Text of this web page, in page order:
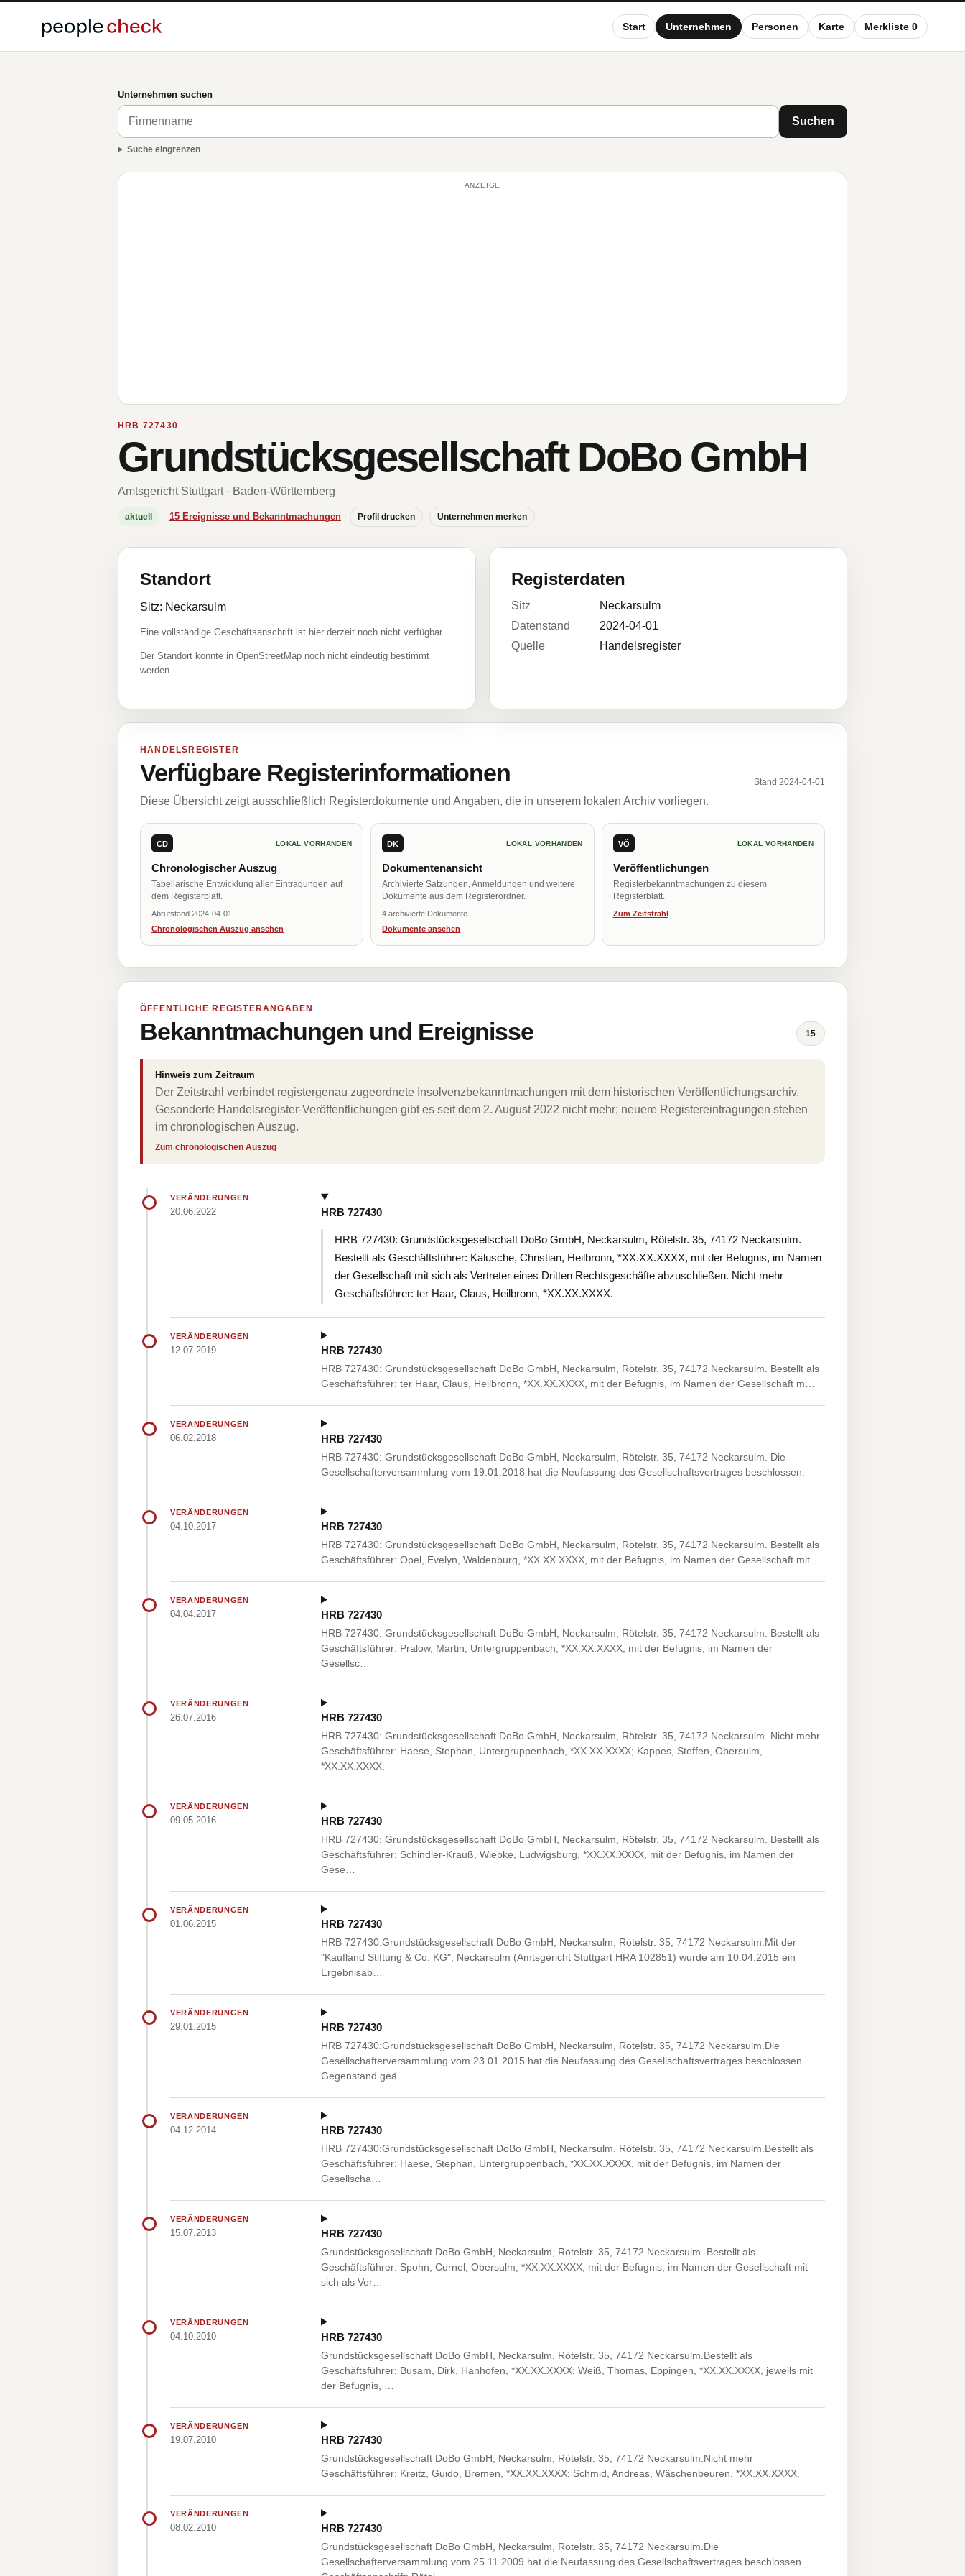
Start Unternehmen Personen Karte Merkliste 0
Unternehmen suchen
Suchen
Suche eingrenzen
ANZEIGE
HRB 727430
Grundstücksgesellschaft DoBo GmbH
Amtsgericht Stuttgart · Baden-Württemberg
aktuell 15 Ereignisse und Bekanntmachungen Profil drucken Unternehmen merken
Standort
Sitz: Neckarsulm
Eine vollständige Geschäftsanschrift ist hier derzeit noch nicht verfügbar.
Der Standort konnte in OpenStreetMap noch nicht eindeutig bestimmt
werden.
Registerdaten
Sitz
Neckarsulm
Datenstand
2024-04-01
Quelle
Handelsregister
HANDELSREGISTER
Verfügbare Registerinformationen Stand 2024-04-01
Diese Übersicht zeigt ausschließlich Registerdokumente und Angaben, die in unserem lokalen Archiv vorliegen.
CD LOKAL VORHANDEN
Chronologischer Auszug
Tabellarische Entwicklung aller Eintragungen auf
dem Registerblatt.
Abrufstand 2024-04-01
Chronologischen Auszug ansehen
DK LOKAL VORHANDEN
Dokumentenansicht
Archivierte Satzungen, Anmeldungen und weitere
Dokumente aus dem Registerordner.
4 archivierte Dokumente
Dokumente ansehen
VÖ LOKAL VORHANDEN
Veröffentlichungen
Registerbekanntmachungen zu diesem
Registerblatt.
Zum Zeitstrahl
ÖFFENTLICHE REGISTERANGABEN
Bekanntmachungen und Ereignisse 15
Hinweis zum Zeitraum
Der Zeitstrahl verbindet registergenau zugeordnete Insolvenzbekanntmachungen mit dem historischen Veröffentlichungsarchiv.
Gesonderte Handelsregister-Veröffentlichungen gibt es seit dem 2. August 2022 nicht mehr; neuere Registereintragungen stehen
im chronologischen Auszug.
Zum chronologischen Auszug
VERÄNDERUNGEN
20.06.2022 HRB 727430
HRB 727430: Grundstücksgesellschaft DoBo GmbH, Neckarsulm, Rötelstr. 35, 74172 Neckarsulm.
Bestellt als Geschäftsführer: Kalusche, Christian, Heilbronn, *XX.XX.XXXX, mit der Befugnis, im Namen
der Gesellschaft mit sich als Vertreter eines Dritten Rechtsgeschäfte abzuschließen. Nicht mehr
Geschäftsführer: ter Haar, Claus, Heilbronn, *XX.XX.XXXX.
VERÄNDERUNGEN
12.07.2019 HRB 727430
HRB 727430: Grundstücksgesellschaft DoBo GmbH, Neckarsulm, Rötelstr. 35, 74172 Neckarsulm. Bestellt als
Geschäftsführer: ter Haar, Claus, Heilbronn, *XX.XX.XXXX, mit der Befugnis, im Namen der Gesellschaft m…
VERÄNDERUNGEN
06.02.2018 HRB 727430
HRB 727430: Grundstücksgesellschaft DoBo GmbH, Neckarsulm, Rötelstr. 35, 74172 Neckarsulm. Die
Gesellschafterversammlung vom 19.01.2018 hat die Neufassung des Gesellschaftsvertrages beschlossen.
VERÄNDERUNGEN
04.10.2017 HRB 727430
HRB 727430: Grundstücksgesellschaft DoBo GmbH, Neckarsulm, Rötelstr. 35, 74172 Neckarsulm. Bestellt als
Geschäftsführer: Opel, Evelyn, Waldenburg, *XX.XX.XXXX, mit der Befugnis, im Namen der Gesellschaft mit…
VERÄNDERUNGEN
04.04.2017 HRB 727430
HRB 727430: Grundstücksgesellschaft DoBo GmbH, Neckarsulm, Rötelstr. 35, 74172 Neckarsulm. Bestellt als
Geschäftsführer: Pralow, Martin, Untergruppenbach, *XX.XX.XXXX, mit der Befugnis, im Namen der
Gesellsc…
VERÄNDERUNGEN
26.07.2016 HRB 727430
HRB 727430: Grundstücksgesellschaft DoBo GmbH, Neckarsulm, Rötelstr. 35, 74172 Neckarsulm. Nicht mehr
Geschäftsführer: Haese, Stephan, Untergruppenbach, *XX.XX.XXXX; Kappes, Steffen, Obersulm,
*XX.XX.XXXX.
VERÄNDERUNGEN
09.05.2016 HRB 727430
HRB 727430: Grundstücksgesellschaft DoBo GmbH, Neckarsulm, Rötelstr. 35, 74172 Neckarsulm. Bestellt als
Geschäftsführer: Schindler-Krauß, Wiebke, Ludwigsburg, *XX.XX.XXXX, mit der Befugnis, im Namen der
Gese…
VERÄNDERUNGEN
01.06.2015 HRB 727430
HRB 727430:Grundstücksgesellschaft DoBo GmbH, Neckarsulm, Rötelstr. 35, 74172 Neckarsulm.Mit der
"Kaufland Stiftung & Co. KG", Neckarsulm (Amtsgericht Stuttgart HRA 102851) wurde am 10.04.2015 ein
Ergebnisab…
VERÄNDERUNGEN
29.01.2015 HRB 727430
HRB 727430:Grundstücksgesellschaft DoBo GmbH, Neckarsulm, Rötelstr. 35, 74172 Neckarsulm.Die
Gesellschafterversammlung vom 23.01.2015 hat die Neufassung des Gesellschaftsvertrages beschlossen.
Gegenstand geä…
VERÄNDERUNGEN
04.12.2014 HRB 727430
HRB 727430:Grundstücksgesellschaft DoBo GmbH, Neckarsulm, Rötelstr. 35, 74172 Neckarsulm.Bestellt als
Geschäftsführer: Haese, Stephan, Untergruppenbach, *XX.XX.XXXX, mit der Befugnis, im Namen der
Gesellscha…
VERÄNDERUNGEN
15.07.2013 HRB 727430
Grundstücksgesellschaft DoBo GmbH, Neckarsulm, Rötelstr. 35, 74172 Neckarsulm. Bestellt als
Geschäftsführer: Spohn, Cornel, Obersulm, *XX.XX.XXXX, mit der Befugnis, im Namen der Gesellschaft mit
sich als Ver…
VERÄNDERUNGEN
04.10.2010 HRB 727430
Grundstücksgesellschaft DoBo GmbH, Neckarsulm, Rötelstr. 35, 74172 Neckarsulm.Bestellt als
Geschäftsführer: Busam, Dirk, Hanhofen, *XX.XX.XXXX; Weiß, Thomas, Eppingen, *XX.XX.XXXX, jeweils mit
der Befugnis, …
VERÄNDERUNGEN
19.07.2010 HRB 727430
Grundstücksgesellschaft DoBo GmbH, Neckarsulm, Rötelstr. 35, 74172 Neckarsulm.Nicht mehr
Geschäftsführer: Kreitz, Guido, Bremen, *XX.XX.XXXX; Schmid, Andreas, Wäschenbeuren, *XX.XX.XXXX.
VERÄNDERUNGEN
08.02.2010 HRB 727430
Grundstücksgesellschaft DoBo GmbH, Neckarsulm, Rötelstr. 35, 74172 Neckarsulm.Die
Gesellschafterversammlung vom 25.11.2009 hat die Neufassung des Gesellschaftsvertrages beschlossen.